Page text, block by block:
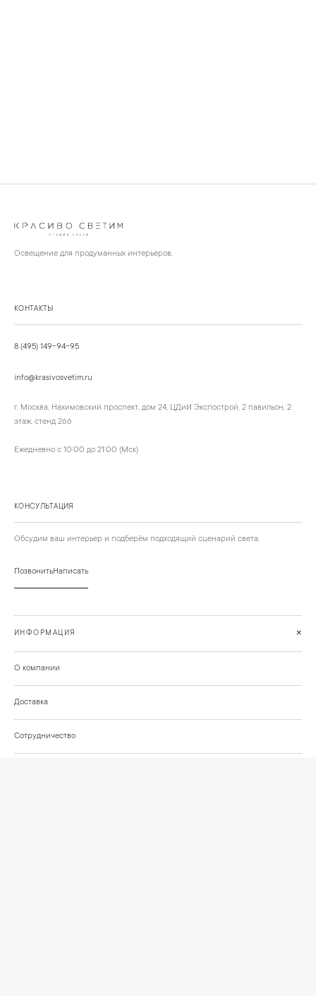
Освещение для продуманных интерьеров.
КОНТАКТЫ
8 (495) 149-94-95
info@krasivosvetim.ru
г. Москва, Нахимовский проспект, дом 24, ЦДиИ Экспострой, 2 павильон, 2
этаж, стенд 266
Ежедневно с 10:00 до 21:00 (Мск)
КОНСУЛЬТАЦИЯ
Обсудим ваш интерьер и подберём подходящий сценарий света.
ПозвонитьНаписать
ИНФОРМАЦИЯ +
О компании
Доставка
Сотрудничество